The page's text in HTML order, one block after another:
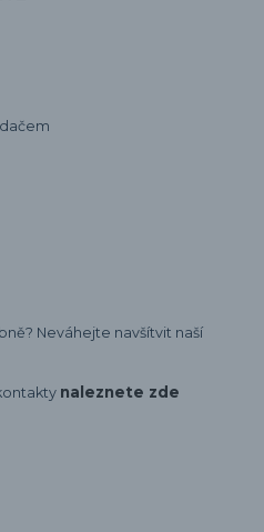
Neváhejte navšítvit naší
naleznete zde